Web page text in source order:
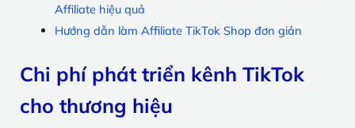
Affiliate hiệu quả
Hướng dẫn làm Affiliate TikTok Shop đơn giản
Chi phí phát triển kênh TikTok
cho thương hiệu